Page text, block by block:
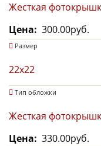
Жесткая
Цена
300.00руб.
Размер
22х22
Тип обложки
Жесткая
Цена
330.00руб.